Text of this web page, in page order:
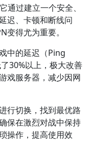
它通过建立一个安全、
迟、卡顿和断线问
得尤为重要。
中的延迟（Ping
30%以上，极大改善
戏服务器，减少因网
行切换，找到最优路
保在激烈对战中保持
操作，提高使用效